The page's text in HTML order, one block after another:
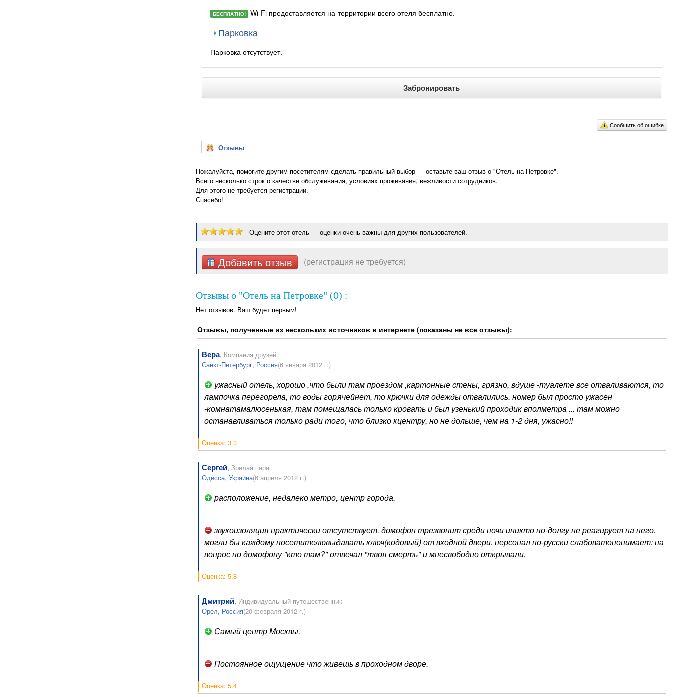
БЕСПЛАТНО! Wi-Fi предоставляется на территории всего отеля бесплатно.
Парковка
Парковка отсутствует.
Забронировать
Сообщить об ошибке
Отзывы
Пожалуйста, помогите другим посетителям сделать правильный выбор — оставьте ваш отзыв о "Отель на Петровке".
Всего несколько строк о качестве обслуживания, условиях проживания, вежливости сотрудников.
Для этого не требуется регистрации.
Спасибо!
Оцените этот отель — оценки очень важны для других пользователей.
Добавить отзыв (регистрация не требуется)
Отзывы о "Отель на Петровке" (0) :
Нет отзывов. Ваш будет первым!
Отзывы, полученные из нескольких источников в интернете (показаны не все отзывы):
Вера, Компания друзей
Санкт-Петербург, Россия(6 января 2012 г.)
ужасный отель, хорошо ,что были там проездом ,картонные стены, грязно, вдуше -туалете все отваливаются, то
лампочка перегорела, то воды горячейнет, то крючки для одежды отвалились. номер был просто ужасен
-комнатамалюсенькая, там помещалась только кровать и был узенький проходик вполметра ... там можно
останавливаться только ради того, что близко кцентру, но не дольше, чем на 1-2 дня, ужасно!!
Оценка: 3.3
Сергей, Зрелая пара
Одесса, Украина(6 апреля 2012 г.)
расположение, недалеко метро, центр города.
звукоизоляция практически отсутствует. домофон трезвонит среди ночи иникто по-долгу не реагирует на него.
могли бы каждому посетителювыдавать ключ(кодовый) от входной двери. персонал по-русски слабоватопонимает: на
вопрос по домофону "кто там?" отвечал "твоя смерть" и мнесвободно открывали.
Оценка: 5.8
Дмитрий, Индивидуальный путешественник
Орел, Россия(20 февраля 2012 г.)
Самый центр Москвы.
Постоянное ощущение что живешь в проходном дворе.
Оценка: 5.4